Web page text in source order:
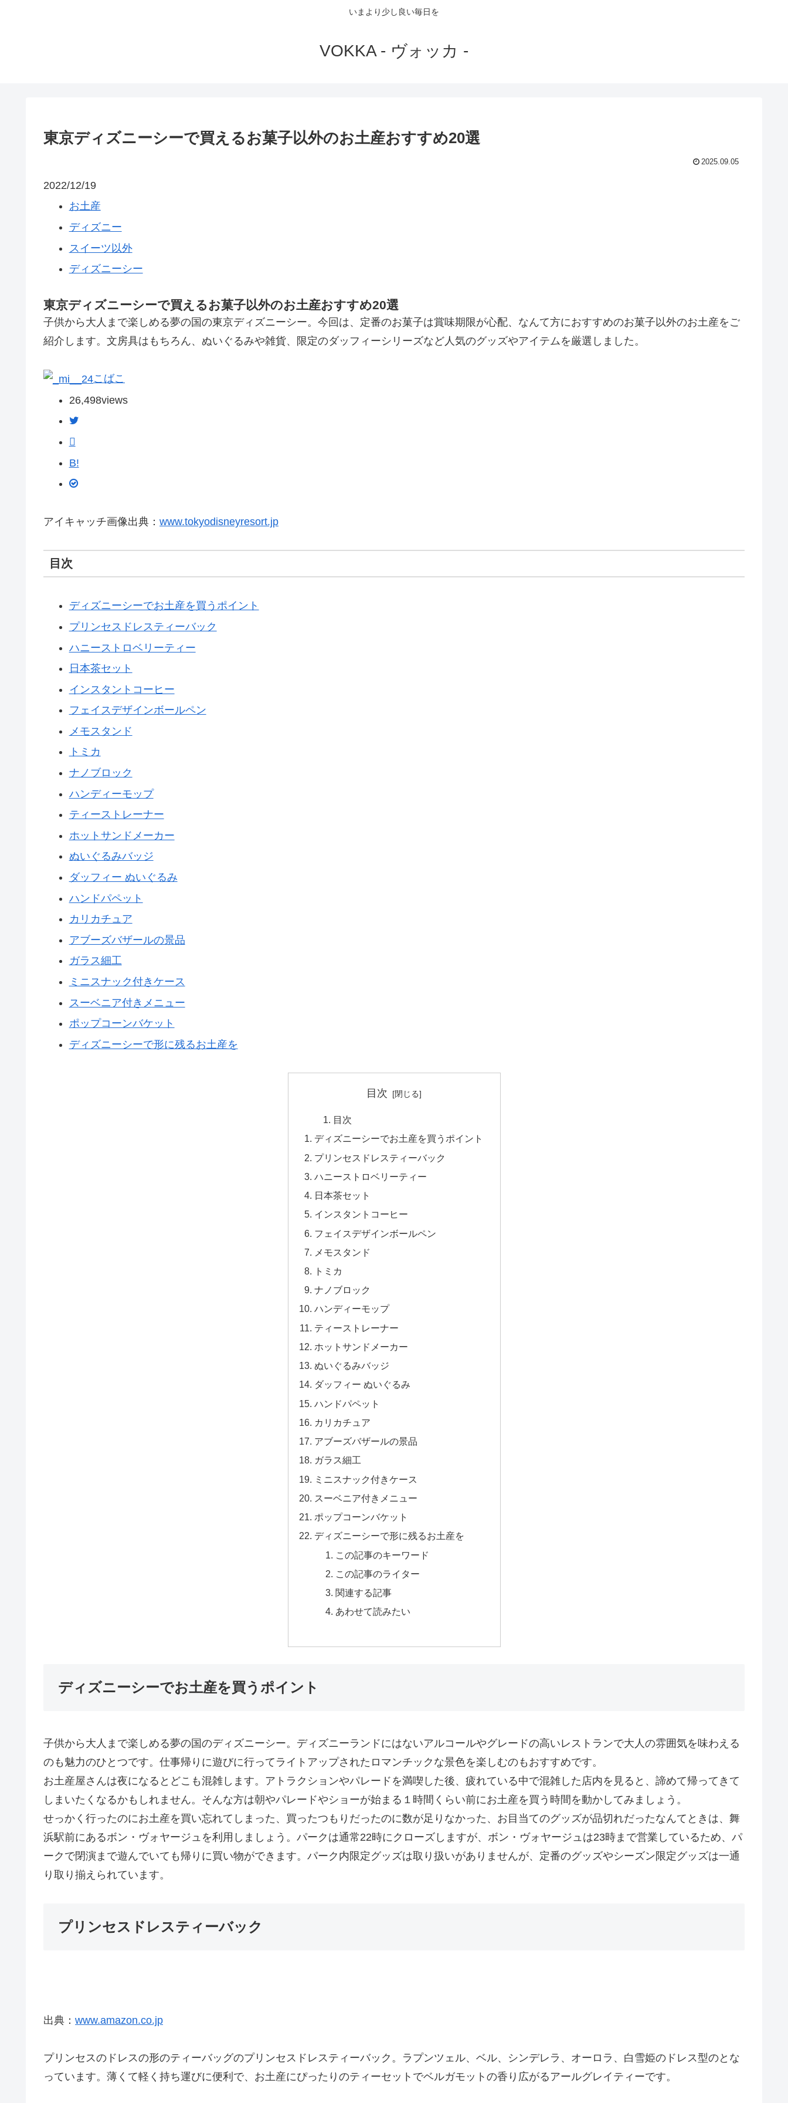
いまより少し良い毎日を
VOKKA - ヴォッカ -
東京ディズニーシーで買えるお菓子以外のお土産おすすめ20選
2025.09.05
2022/12/19
お土産
ディズニー
スイーツ以外
ディズニーシー
東京ディズニーシーで買えるお菓子以外のお土産おすすめ20選
子供から大人まで楽しめる夢の国の東京ディズニーシー。今回は、定番のお菓子は賞味期限が心配、なんて方におすすめのお菓子以外のお土産をご
紹介します。文房具はもちろん、ぬいぐるみや雑貨、限定のダッフィーシリーズなど人気のグッズやアイテムを厳選しました。
こばこ
26,498views
B!
アイキャッチ画像出典： www.tokyodisneyresort.jp
目次
ディズニーシーでお土産を買うポイント
プリンセスドレスティーバック
ハニーストロベリーティー
日本茶セット
インスタントコーヒー
フェイスデザインボールペン
メモスタンド
トミカ
ナノブロック
ハンディーモップ
ティーストレーナー
ホットサンドメーカー
ぬいぐるみバッジ
ダッフィー ぬいぐるみ
ハンドパペット
カリカチュア
アブーズバザールの景品
ガラス細工
ミニスナック付きケース
スーベニア付きメニュー
ポップコーンバケット
ディズニーシーで形に残るお土産を
目次
目次
ディズニーシーでお土産を買うポイント
プリンセスドレスティーバック
ハニーストロベリーティー
日本茶セット
インスタントコーヒー
フェイスデザインボールペン
メモスタンド
トミカ
ナノブロック
ハンディーモップ
ティーストレーナー
ホットサンドメーカー
ぬいぐるみバッジ
ダッフィー ぬいぐるみ
ハンドパペット
カリカチュア
アブーズバザールの景品
ガラス細工
ミニスナック付きケース
スーベニア付きメニュー
ポップコーンバケット
ディズニーシーで形に残るお土産を
この記事のキーワード
この記事のライター
関連する記事
あわせて読みたい
ディズニーシーでお土産を買うポイント
子供から大人まで楽しめる夢の国のディズニーシー。ディズニーランドにはないアルコールやグレードの高いレストランで大人の雰囲気を味わえる
のも魅力のひとつです。仕事帰りに遊びに行ってライトアップされたロマンチックな景色を楽しむのもおすすめです。
お土産屋さんは夜になるとどこも混雑します。アトラクションやパレードを満喫した後、疲れている中で混雑した店内を見ると、諦めて帰ってきて
しまいたくなるかもしれません。そんな方は朝やパレードやショーが始まる１時間くらい前にお土産を買う時間を動かしてみましょう。
せっかく行ったのにお土産を買い忘れてしまった、買ったつもりだったのに数が足りなかった、お目当てのグッズが品切れだったなんてときは、舞
浜駅前にあるボン・ヴォヤージュを利用しましょう。パークは通常22時にクローズしますが、ボン・ヴォヤージュは23時まで営業しているため、パ
ークで閉演まで遊んでいても帰りに買い物ができます。パーク内限定グッズは取り扱いがありませんが、定番のグッズやシーズン限定グッズは一通
り取り揃えられています。
プリンセスドレスティーバック
出典： www.amazon.co.jp
プリンセスのドレスの形のティーバッグのプリンセスドレスティーバック。ラプンツェル、ベル、シンデレラ、オーロラ、白雪姫のドレス型のとな
っています。薄くて軽く持ち運びに便利で、お土産にぴったりのティーセットでベルガモットの香り広がるアールグレイティーです。